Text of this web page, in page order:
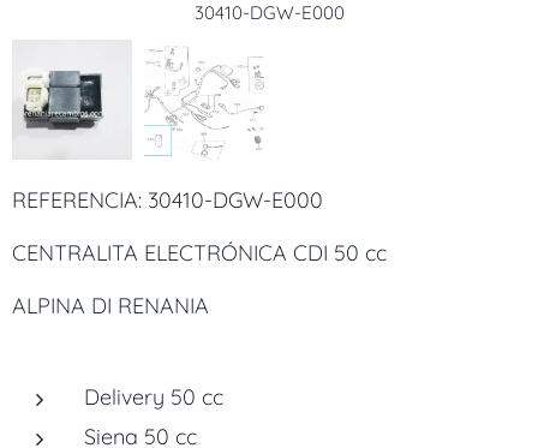
30410-DGW-E000
30410-DGW-E000
REFERENCIA: 30410-DGW-E000
CENTRALITA ELECTRÓNICA CDI 50 cc
ALPINA DI RENANIA
Delivery 50 cc
Siena 50 cc